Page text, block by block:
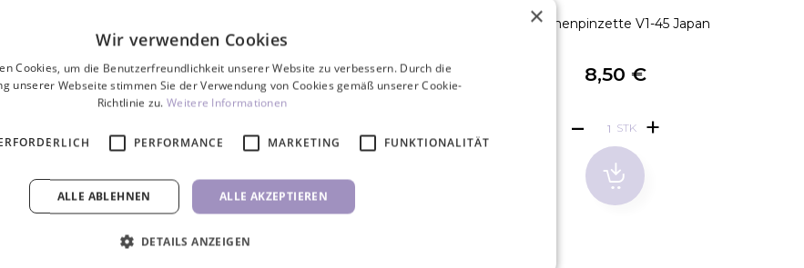
59,00 € 8,50 €
Volumenpinzette V1-45 Japan
8,50 €
STK
×
Wir verwenden Cookies
Cookies, um die Benutzerfreundlichkeit unserer Website zu verbessern. Durch die
unserer Webseite stimmen Sie der Verwendung von Cookies gemäß unserer Cookie-
Richtlinie zu.Weitere Informationen
PERFORMANCE MARKETING FUNKTIONALITÄT
ALLE AKZEPTIEREN
ALLE ABLEHNEN
DETAILS ANZEIGEN